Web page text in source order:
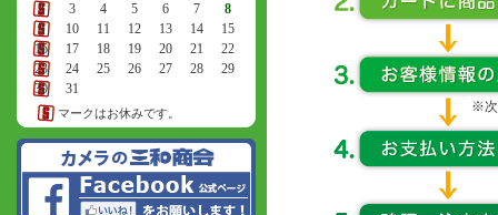
2
3 4 5 6 7
8
9
10 11 12 13 14
15
16
17 18 19 20 21
22
23
24 25 26 27 28
29
30
31
マークはお休みです。 ※次